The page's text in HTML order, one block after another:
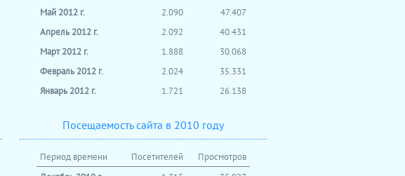
Май 2012 г.
2.090
47.407
Апрель 2012 г.
2.092
40.431
Март 2012 г.
1.888
30.068
Февраль 2012 г.
2.024
35.331
Январь 2012 г.
1.721 26.138
Посещаемость сайта в 2010 году
Период времени Посетителей
Просмотров